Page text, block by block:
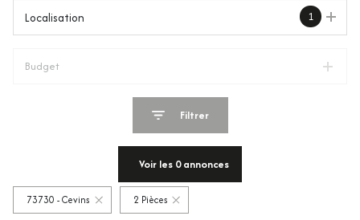
1
Localisation
Budget
Filtrer
Voir les 0annonces
73730 - Cevins 2 Pièces